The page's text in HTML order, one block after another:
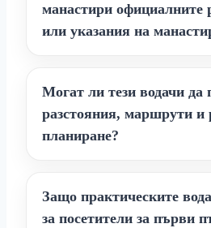
манастири официалните
или указания на
Могат ли тези водачи да
разстояния, маршрути и
планиране?
Защо практическите
за посетители за първи